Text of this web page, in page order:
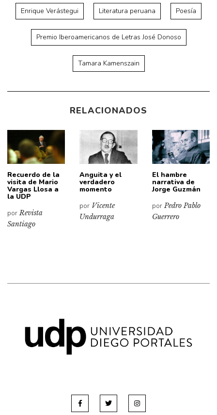
Enrique Verástegui Literatura peruana Poesía
Premio Iberoamericanos de Letras José Donoso
Tamara Kamenszain
RELACIONADOS
Recuerdo de la
visita de Mario
Vargas Llosa a
la UDP
porRevista
Santiago
Anguita y el
verdadero
momento
por Vicente
Undurraga
El hambre
narrativa de
Jorge Guzmán
porPedro Pablo
Guerrero